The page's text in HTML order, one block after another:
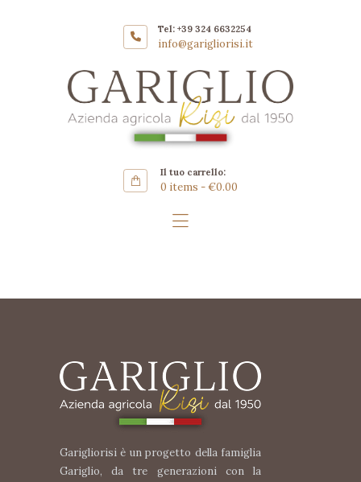
Tel: +39 324 6632254
info@garigliorisi.it
Il tuo carrello:
0 items -€0.00
GARIGLIO RISI AZIENDA
AGRICOLA
Coltivazione
Riso Carnaroli
Garigliorisi è un progetto della famiglia
Gariglio, da tre generazioni con la